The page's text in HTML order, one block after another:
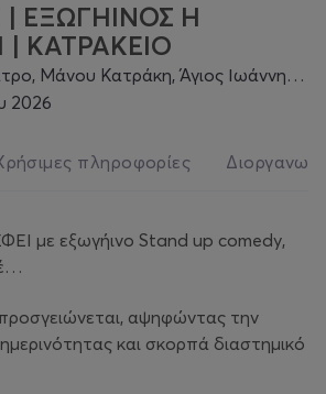
ΕΞΩΓΗΙΝΟΣ Η
ΚΑΤΡΑΚΕΙO
Κατράκη, Άγιος Ιωάννης, 184 51, Νίκαια
2026
πληροφορίες
με εξωγήινο Stand up comedy,
αψηφώντας την
και σκορπά διαστημικό